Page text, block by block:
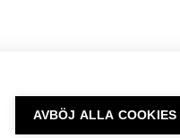
AVBÖJ ALLA COOKIES